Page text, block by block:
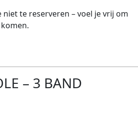
te reserveren – voel je vrij om
– 3 BAND